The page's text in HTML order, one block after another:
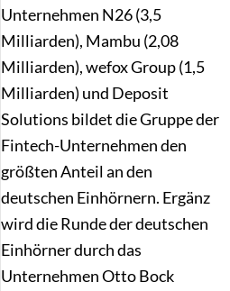
Unternehmen N26 (3,5
Milliarden), Mambu (2,08
Milliarden), wefox Group (1,5
Milliarden) und Deposit
Solutions bildet die Gruppe der
Fintech-Unternehmen den
größten Anteil an den
deutschen Einhörnern. Ergänz
wird die Runde der deutschen
Einhörner durch das
Unternehmen Otto Bock